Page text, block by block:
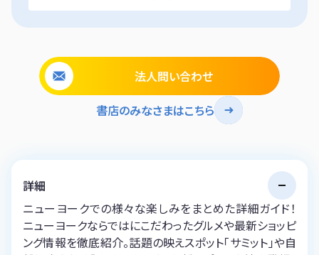
法人問い合わせ
書店のみなさまはこちら
詳細
ニューヨークでの様々な楽しみをまとめた詳細ガイド！
ニューヨークならではにこだわったグルメや最新ショッピ
ング情報を徹底紹介。話題の映えスポット「サミット」や自